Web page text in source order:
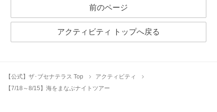
前のページ
アクティビティ トップへ戻る
【公式】ザ･ブセナテラス Top
アクティビティ
【7/18～8/15】海をまなぶナイトツアー